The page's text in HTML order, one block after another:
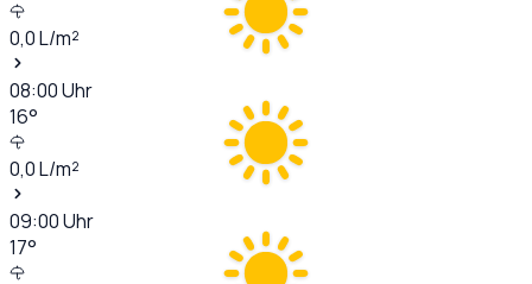
0,0L/m²
08:00Uhr
16°
0,0L/m²
09:00Uhr
17°